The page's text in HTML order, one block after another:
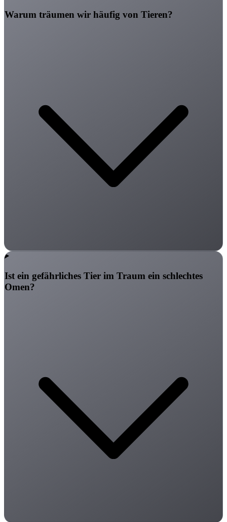
Warum träumen wir häufig von Tieren?
Ist ein gefährliches Tier im Traum ein schlechtes
Omen?